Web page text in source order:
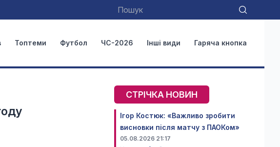
Топтеми Футбол ЧС-2026 Інші види Гаряча кнопка
СТРІЧКА НОВИН
Ігор Костюк: «Важливо зробити
висновки після матчу з ПАОКом»
05.08.2026 21:17